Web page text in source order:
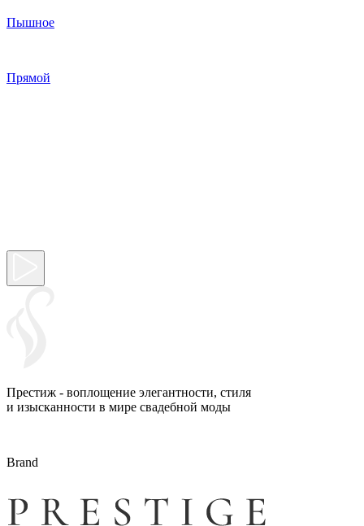
Пышное
Прямой
Престиж - воплощение элегантности, стиля
и изысканности в мире свадебной моды
Brand